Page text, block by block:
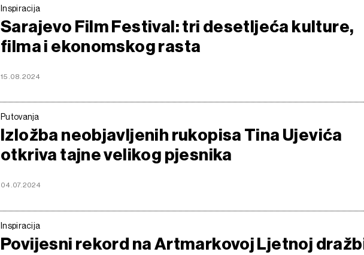
Inspiracija
Sarajevo Film Festival: tri desetljeća kulture,
filma i ekonomskog rasta
15.08.2024
Putovanja
Izložba neobjavljenih rukopisa Tina Ujevića
otkriva tajne velikog pjesnika
04.07.2024
Inspiracija
Povijesni rekord na Artmarkovoj Ljetnoj